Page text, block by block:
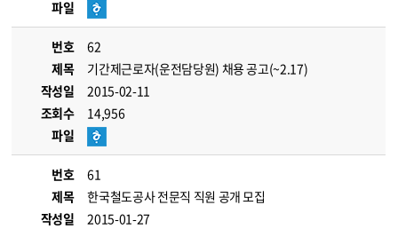
파일
번호
62
제목
기간제근로자(운전담당원) 채용 공고(~2.17)
작성일
2015-02-11
조회수
14,956
파일
번호
61
제목
한국철도공사 전문직 직원 공개 모집
작성일
2015-01-27